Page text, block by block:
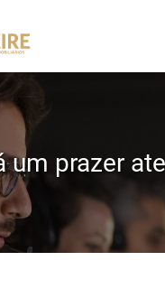
um prazer